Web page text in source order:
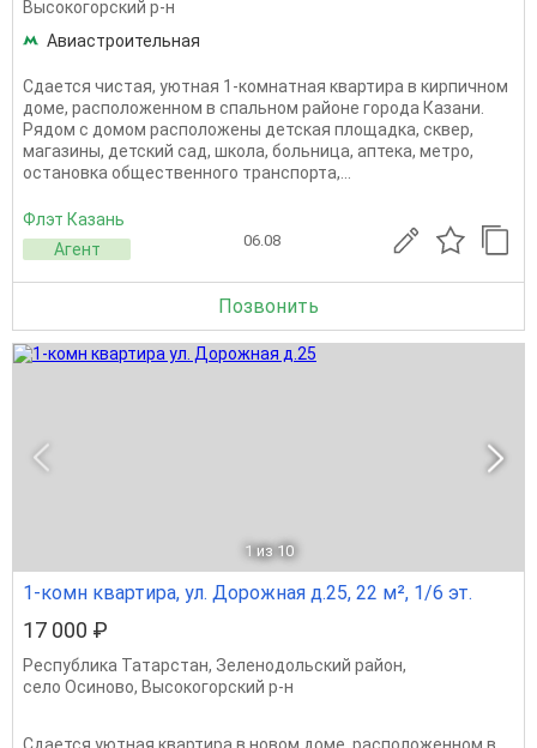
Высокогорский р-н
Авиастроительная
Сдается чистая, уютная 1-комнатная квартира в кирпичном
доме, расположенном в спальном районе города Казани.
Рядом с домом расположены детская площадка, сквер,
магазины, детский сад, школа, больница, аптека, метро,
остановка общественного транспорта,...
Флэт Казань
Агент
06.08
Позвонить
1 из 10
1-комн квартира, ул. Дорожная д.25, 22 м², 1/6 эт.
17 000 ₽
Республика Татарстан, Зеленодольский район,
село Осиново, Высокогорский р-н